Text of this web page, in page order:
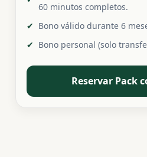
60 minutos completos.
Bono válido durante 6
Bono personal (solo
Reservar Pack